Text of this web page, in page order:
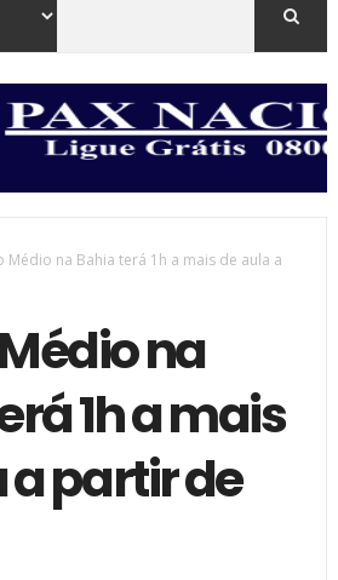
Médio na Bahia terá 1h a mais de aula a
na
1h a mais
partir de